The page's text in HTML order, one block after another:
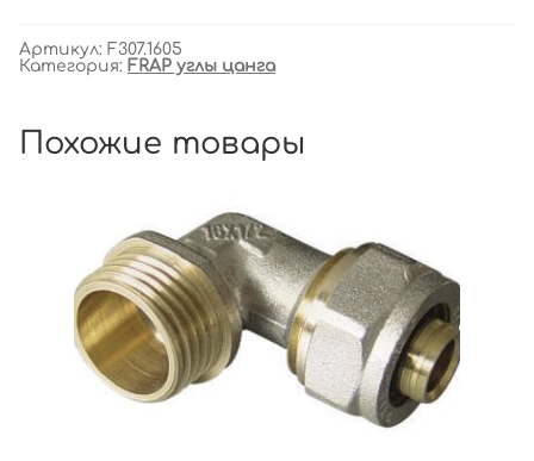
Артикул: F307.1605
Категория: FRAP углы цанга
Похожие товары